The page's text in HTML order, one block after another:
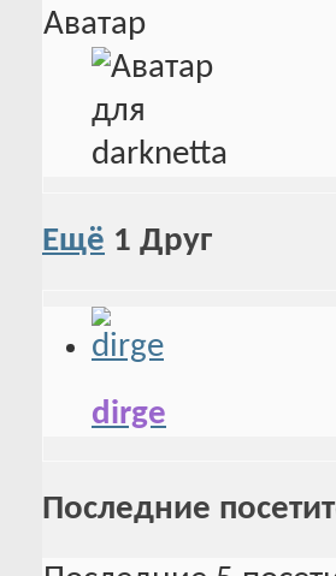
Аватар
Ещё 1 Друг
dirge
Последние